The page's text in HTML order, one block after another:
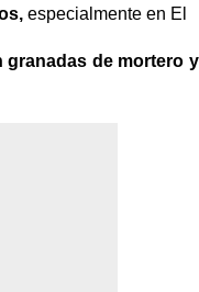
especialmente en El
granadas de mortero y